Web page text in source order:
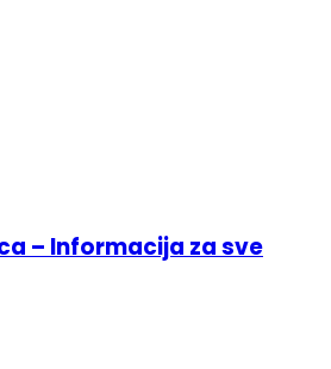
– Informacija za sve